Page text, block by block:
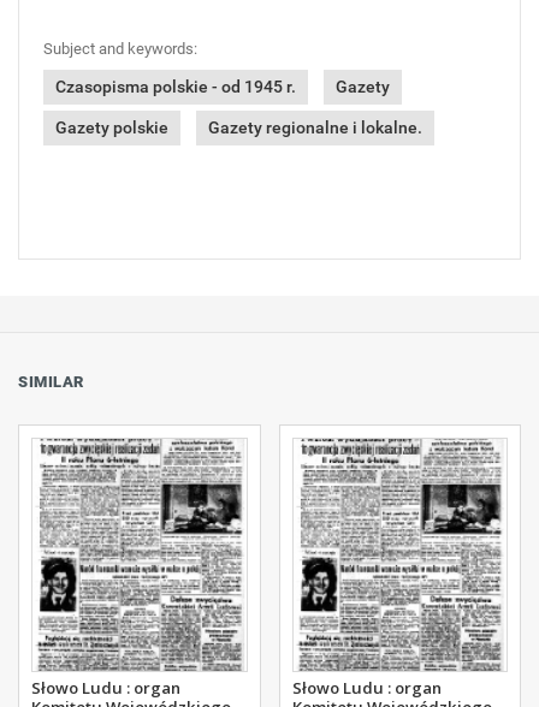
Subject and keywords:
Czasopisma polskie - od 1945 r. Gazety
Gazety polskie Gazety regionalne i lokalne.
SIMILAR
Słowo Ludu : organ
Słowo Ludu : organ